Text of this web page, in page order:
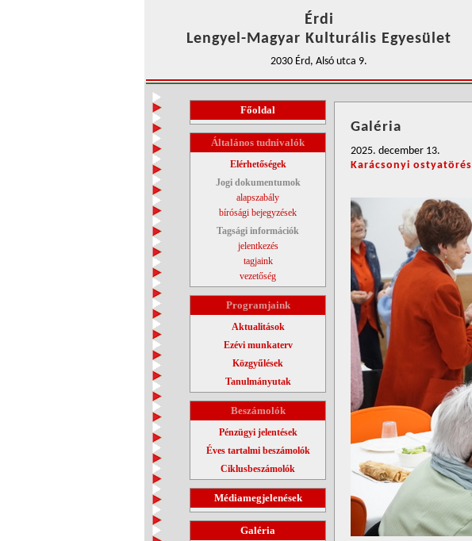
Érdi
Lengyel-Magyar Kulturális Egyesület
2030 Érd, Alsó utca 9.
Főoldal
Általános tudnivalók
Elérhetőségek
Jogi dokumentumok
alapszabály
bírósági bejegyzések
Tagsági információk
jelentkezés
tagjaink
vezetőség
Programjaink
Aktualitások
Ezévi munkaterv
Közgyűlések
Tanulmányutak
Beszámolók
Pénzügyi jelentések
Éves tartalmi beszámolók
Ciklusbeszámolók
Médiamegjelenések
Galéria
Galéria
2025. december 13.
Karácsonyi ostyatörés